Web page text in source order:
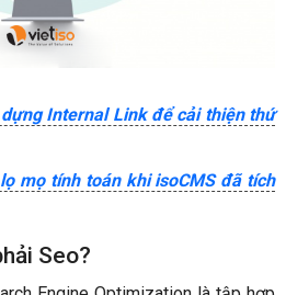
Internal Link để cải thiện thứ
mọ tính toán khi isoCMS đã tích
Seo?